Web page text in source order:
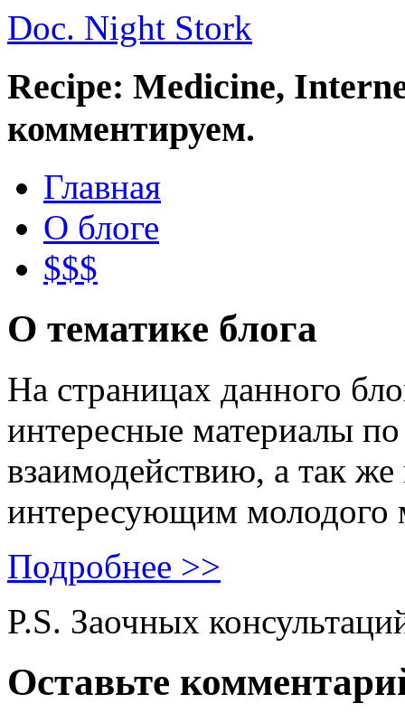
Doc. Night Stork
Recipe: Medicine,
комментируем.
Главная
О блоге
$$$
О тематике блога
На страницах данного
интересные материалы
взаимодействию, а так
интересующим молодого
Подробнее >>
P.S. Заочных
Оставьте